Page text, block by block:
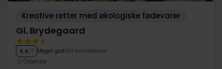
Kreative retter med økologiske fødevarer
Gl. Brydegaard
4.4/ 5 Meget god 163 anmeldelser
Odense